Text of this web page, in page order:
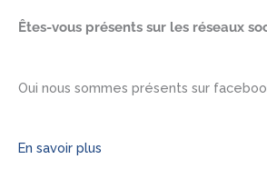
Êtes-vous présents sur les réseaux
Oui nous sommes présents sur
En savoir plus